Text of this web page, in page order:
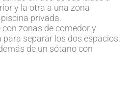
y la otra a una zona
privada.
zonas de comedor y
separar los dos espacios.
de un sótano con